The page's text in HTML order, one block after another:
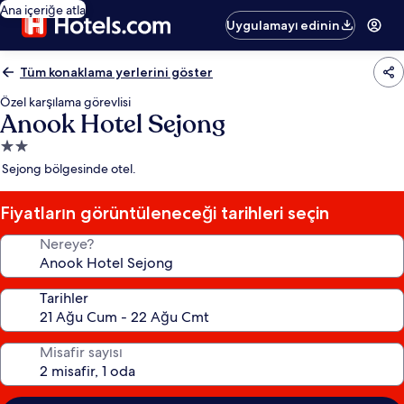
Ana içeriğe atla
Uygulamayı edinin
Tüm konaklama yerlerini göster
Özel karşılama görevlisi
Anook Hotel Sejong
2.0
yıldızlı
yeri
Sejong bölgesinde otel.
Fiyatların görüntüleneceği tarihleri seçin
Nereye?
Tarihler
Misafir sayısı